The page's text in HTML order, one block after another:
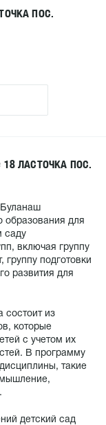
ПОС.
18 ЛАСТОЧКА ПОС.
образования для
саду
включая группу
группу подготовки
развития для
состоит из
которые
с учетом их
В программу
такие
мышление,
детский сад